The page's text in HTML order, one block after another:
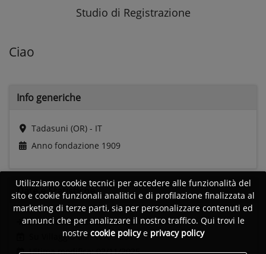
Studio di Registrazione
Ciao
Info generiche
Tadasuni (OR) - IT
Anno fondazione 1909
Date eStatistiche
Ultimo accesso:02/11/2025
Su Villaggio dal: 17/03/2011
Ultima modifica: 02/11/2025
Utilizziamo cookie tecnici per accedere alle funzionalità del
sito e cookie funzionali analitici e di profilazione finalizzata al
marketing di terze parti, sia per personalizzare contenuti ed
annunci che per analizzare il nostro traffico. Qui trovi le
nostre cookie policye privacy policy